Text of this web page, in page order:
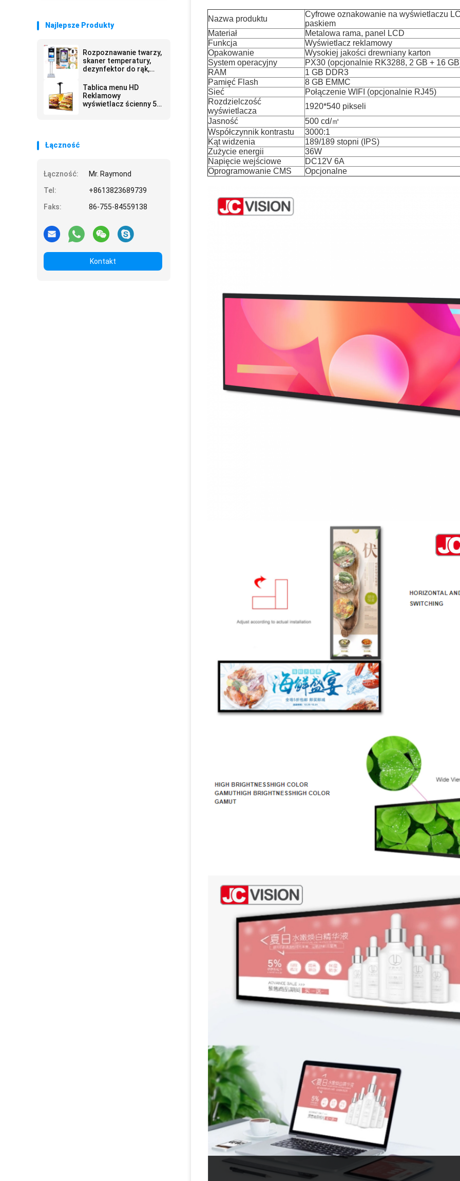
Najlepsze Produkty
Rozpoznawanie twarzy,
skaner temperatury,
dezynfektor do rąk,
Tablica menu HD
Reklamowy
wyświetlacz ścienny 55
Łączność
Łączność:
Mr. Raymond
Tel:
+8613823689739
Faks:
86-755-84559138
Kontakt
Nazwa produktu
Cyfrowe oznakowanie na wyświetlaczu
paskiem
Materiał
Metalowa rama, panel LCD
Funkcja
Wyświetlacz reklamowy
Opakowanie
Wysokiej jakości drewniany karton
System operacyjny
PX30 (opcjonalnie RK3288, 2 GB + 16
RAM
1 GB DDR3
Pamięć Flash
8 GB EMMC
Sieć
Połączenie WIFI (opcjonalnie RJ45)
Rozdzielczość
wyświetlacza
1920*540 pikseli
Jasność
500 cd/㎡
Współczynnik kontrastu
3000:1
Kąt widzenia
189/189 stopni (IPS)
Zużycie energii
36W
Napięcie wejściowe
DC12V 6A
Oprogramowanie CMS
Opcjonalne